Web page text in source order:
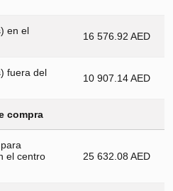
en el
16 576.92 AED
fuera del
10 907.14 AED
compra
el centro
25 632.08 AED